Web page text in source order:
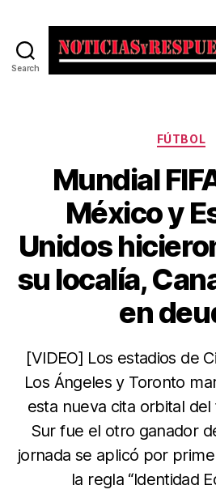
Search
FÚTBOL
Mundial
México y
Unidos
su localía,
en
[VIDEO] Los estadios de
Los Ángeles y Toronto
esta nueva cita orbital
Sur fue el otro ganador
jornada se aplicó por
la regla “Identidad